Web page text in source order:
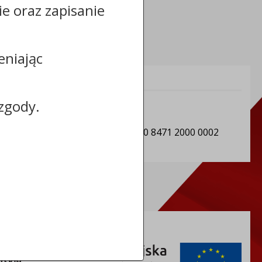
NIP: 5591130730
REGON: 092350984
Numer konta: 48 8168 0007 0000 8471 2000 0002
oraz zapisanie